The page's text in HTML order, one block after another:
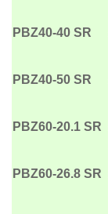
PBZ40-40 SR
PBZ40-50 SR
PBZ60-20.1 SR
PBZ60-26.8 SR